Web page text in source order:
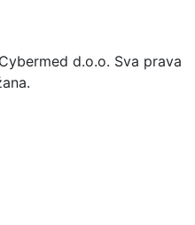
Cybermed d.o.o. Sva prava